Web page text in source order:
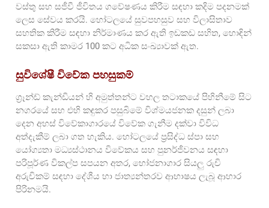
වස්තු සහ සජීවී ජීවිතය ගවේෂණය කිරීම සඳහා කදිම පදනමක්
ලෙස සේවය කරයි. හෝටලයේ සුවපහසුව සහ විලාසිතාව
සහතික කිරීම සඳහා නිර්මාණය කර ඇති ඉඩකඩ සහිත, හොඳින්
සකසා ඇති කාමර 100 කට අධික සංඛ්‍යාවක් ඇත.
සුවිශේෂී විවේක පහසුකම්
ග්‍රෑන්ඩ් කැන්ඩියන් හි අමුත්තන්ට වහල තටාකයේ පිහිනීමේ සිට
නගරයේ සහ එහි කඳුකර පසුබිමේ විශ්මයජනක දසුන් ලබා
දෙන අහස් විවේකාගාරයේ විවේක ගැනීම දක්වා විවිධ
අත්දැකීම් ලබා ගත හැකිය. හෝටලයේ ප්‍රසිද්ධ ස්පා සහ
යෝග්‍යතා මධ්‍යස්ථානය විවේකය සහ පුනර්ජීවනය සඳහා
පරිපූර්ණ විකල්ප සපයන අතර, භෝජනාගාර සියලු රුචි
අරුචිකම් සඳහා දේශීය හා ජාත්‍යන්තරව ආභාෂය ලැබූ ආහාර
පිරිනමයි.